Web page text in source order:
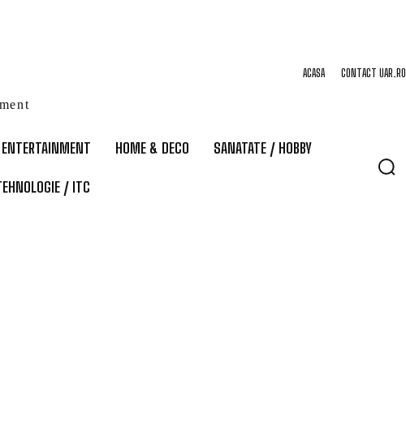
ACASA CONTACT UAR.RO
ENTERTAINMENT HOME & DECO SANATATE / HOBBY
/ ITC